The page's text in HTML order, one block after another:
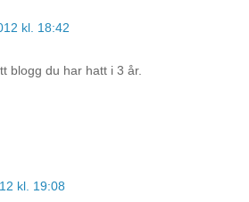
kl. 18:42
blogg du har hatt i 3 år.
kl. 19:08